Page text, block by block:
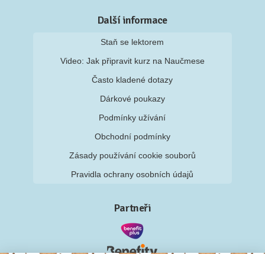
Další informace
Staň se lektorem
Video: Jak připravit kurz na Naučmese
Často kladené dotazy
Dárkové poukazy
Podmínky užívání
Obchodní podmínky
Zásady používání cookie souborů
Pravidla ochrany osobních údajů
Partneři